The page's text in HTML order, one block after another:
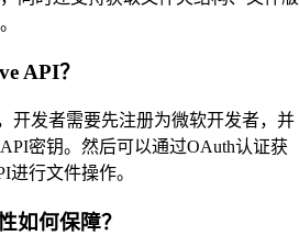
API？
开发者需要先注册为微软开发者，并
密钥。然后可以通过OAuth认证获
行文件操作。
如何保障？